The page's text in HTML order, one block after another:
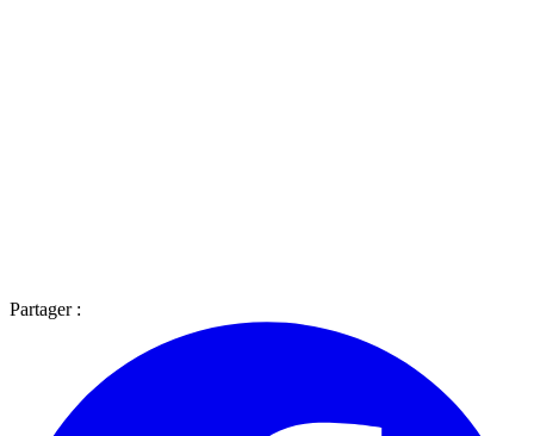
Partager :